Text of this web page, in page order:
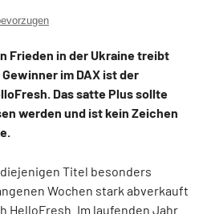
Frieden in der Ukraine treibt
im DAX ist der
Das satte Plus sollte
werden und ist kein Zeichen
Titel besonders
Wochen stark abverkauft
HelloFresh. Im laufenden Jahr